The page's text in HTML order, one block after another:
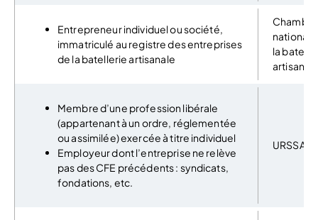
Entrepreneur individuel ou société,
immatriculé au registre des entreprises
de la batellerie artisanale
Chambre
la
Membre d’une profession libérale
(appartenant à un ordre, réglementée
ou assimilée) exercée à titre individuel
Employeur dont l’entreprise ne relève
pas des CFE précédents : syndicats,
fondations, etc.
URSSAF